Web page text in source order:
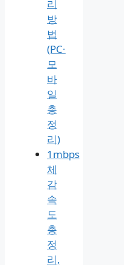
내
역
확
인
서
발
급
3분
처
리
방
법
(PC·
모
바
일
총